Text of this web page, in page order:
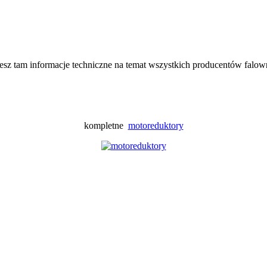
tam informacje techniczne na temat wszystkich producentów
kompletne motoreduktory